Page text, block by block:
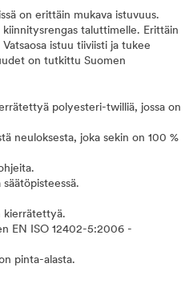
on erittäin mukava istuvuus.
kiinnitysrengas taluttimelle. Erittäin
istuu tiiviisti ja tukee
on tutkittu Suomen
polyesteri-twilliä, jossa on
neuloksesta, joka sekin on 100 %
kierrätettyä.
EN ISO 12402-5:2006 -
pinta-alasta.